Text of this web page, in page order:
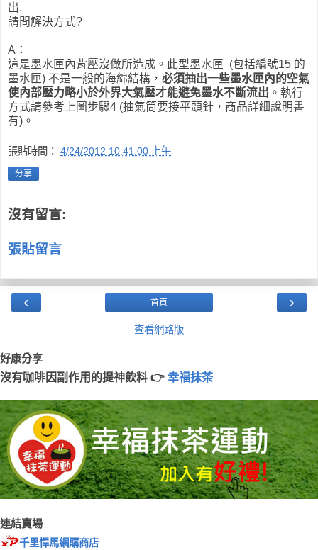
出.
請問解決方式?
A：
這是墨水匣內背壓沒做所造成。此型墨水匣 (包括編號15 的
墨水匣) 不是一般的海綿結構， 必須抽出一些墨水匣內的空氣
使內部壓力略小於外界大氣壓才能避免墨水不斷流出 。執行
方式請參考上圖步驟4 (抽氣筒要接平頭針，商品詳細說明書
有)。
張貼時間： 4/24/2012 10:41:00 上午
分享
沒有留言:
張貼留言
‹ ›
首頁
查看網路版
好康分享
沒有咖啡因副作用的提神飲料 👉 幸福抹茶
連結賣場
千里悍馬網購商店